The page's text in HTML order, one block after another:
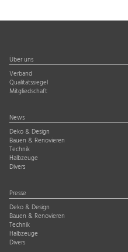
Über uns
Verband
Qualitätssiegel
Mitgliedschaft
News
Deko & Design
Bauen & Renovieren
Technik
Halbzeuge
Divers
Presse
Deko & Design
Bauen & Renovieren
Technik
Halbzeuge
Divers